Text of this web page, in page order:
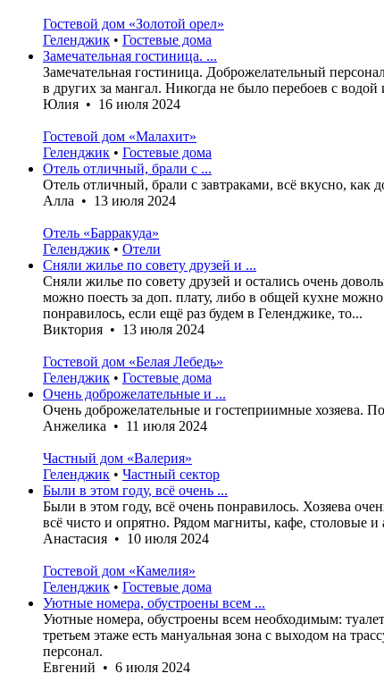
Гостевой дом «Золотой орел»
Геленджик • Гостевые дома
Замечательная гостиница. ...
Замечательная гостиница. Доброжелательный
в других за мангал. Никогда не было перебоев с
Юлия • 16 июля 2024
Гостевой дом «Малахит»
Геленджик • Гостевые дома
Отель отличный, брали с ...
Отель отличный, брали с завтраками, всё вкусно,
Алла • 13 июля 2024
Отель «Барракуда»
Геленджик • Отели
Сняли жилье по совету друзей и ...
Сняли жилье по совету друзей и остались очень
можно поесть за доп. плату, либо в общей кухне
понравилось, если ещё раз будем в Геленджике, то...
Виктория • 13 июля 2024
Гостевой дом «Белая Лебедь»
Геленджик • Гостевые дома
Очень доброжелательные и ...
Очень доброжелательные и гостеприимные хозяева.
Анжелика • 11 июля 2024
Частный дом «Валерия»
Геленджик • Частный сектор
Были в этом году, всё очень ...
Были в этом году, всё очень понравилось. Хозяева
всё чисто и опрятно. Рядом магниты, кафе, столовые
Анастасия • 10 июля 2024
Гостевой дом «Камелия»
Геленджик • Гостевые дома
Уютные номера, обустроены всем ...
Уютные номера, обустроены всем необходимым:
третьем этаже есть мануальная зона с выходом на
персонал.
Евгений • 6 июля 2024